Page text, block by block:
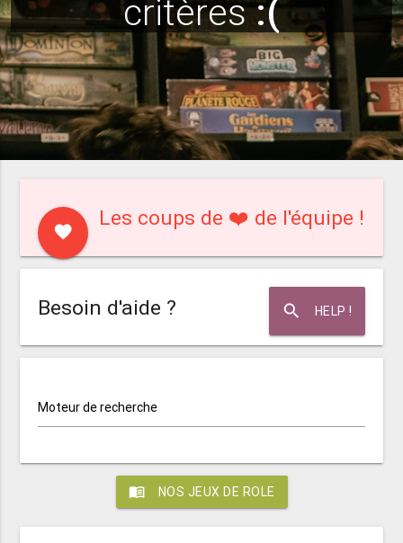
critères:(
favorite
Les coups de ❤️ de l'équipe !
search HELP !
Besoin d'aide ?
Moteur de recherche
menu_book NOS JEUX DE ROLE